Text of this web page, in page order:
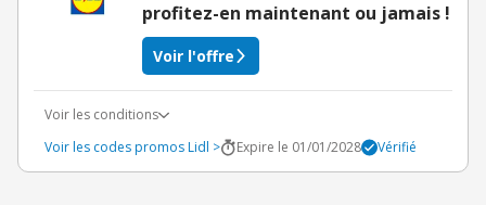
profitez-en maintenant ou jamais !
Voir l'offre
Voir les conditions
Voir les codes promos Lidl >
Expire le 01/01/2028 Vérifié